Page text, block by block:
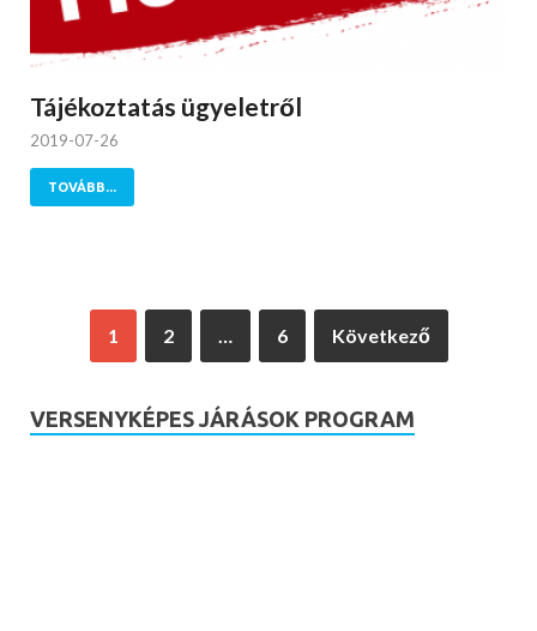
Tájékoztatás ügyeletről
2019-07-26
TOVÁBB...
1 2 … 6 Következő
VERSENYKÉPES JÁRÁSOK PROGRAM